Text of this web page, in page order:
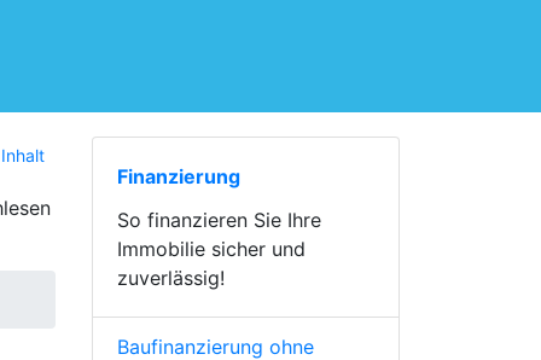
Inhalt
Finanzierung
So finanzieren Sie Ihre
Immobilie sicher und
zuverlässig!
Baufinanzierung ohne